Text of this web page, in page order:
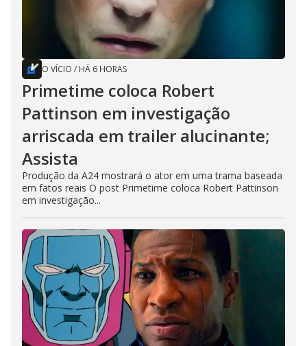
O VÍCIO / HÁ 6 HORAS
Primetime coloca Robert
Pattinson em investigação
arriscada em trailer alucinante;
Assista
Produção da A24 mostrará o ator em uma trama baseada
em fatos reais O post Primetime coloca Robert Pattinson
em investigação...